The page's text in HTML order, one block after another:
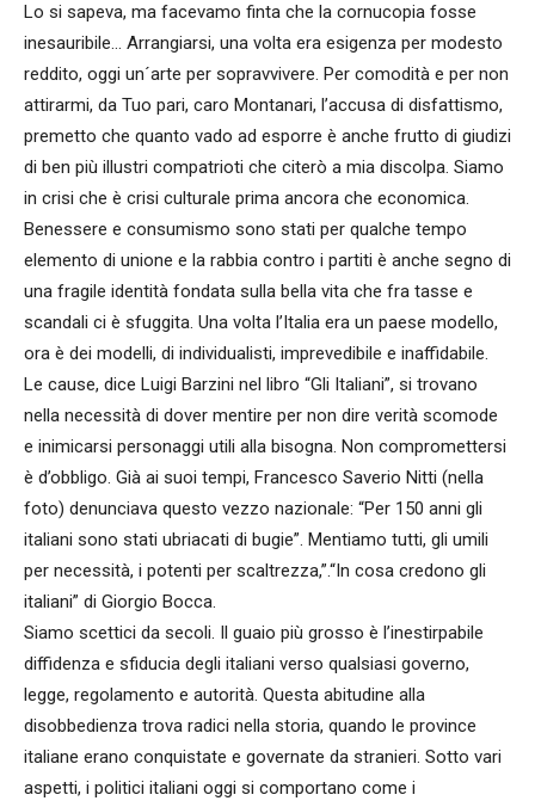
Lo si sapeva, ma facevamo finta che la cornucopia fosse
inesauribile… Arrangiarsi, una volta era esigenza per modesto
reddito, oggi un´arte per sopravvivere. Per comodità e per non
attirarmi, da Tuo pari, caro Montanari, l’accusa di disfattismo,
premetto che quanto vado ad esporre è anche frutto di giudizi
di ben più illustri compatrioti che citerò a mia discolpa. Siamo
in crisi che è crisi culturale prima ancora che economica.
Benessere e consumismo sono stati per qualche tempo
elemento di unione e la rabbia contro i partiti è anche segno di
una fragile identità fondata sulla bella vita che fra tasse e
scandali ci è sfuggita. Una volta l’Italia era un paese modello,
ora è dei modelli, di individualisti, imprevedibile e inaffidabile.
Le cause, dice Luigi Barzini nel libro “Gli Italiani”, si trovano
nella necessità di dover mentire per non dire verità scomode
e inimicarsi personaggi utili alla bisogna. Non compromettersi
è d’obbligo. Già ai suoi tempi, Francesco Saverio Nitti (nella
foto) denunciava questo vezzo nazionale: “Per 150 anni gli
italiani sono stati ubriacati di bugie”. Mentiamo tutti, gli umili
per necessità, i potenti per scaltrezza,”.“In cosa credono gli
italiani” di Giorgio Bocca.
Siamo scettici da secoli. Il guaio più grosso è l’inestirpabile
diffidenza e sfiducia degli italiani verso qualsiasi governo,
legge, regolamento e autorità. Questa abitudine alla
disobbedienza trova radici nella storia, quando le province
italiane erano conquistate e governate da stranieri. Sotto vari
aspetti, i politici italiani oggi si comportano come i